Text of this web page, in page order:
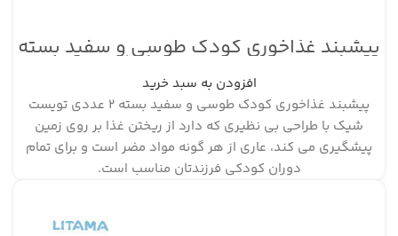
پیشبند غذاخوری کودک طوسی و سفید بسته
افزودن به سبد خرید
پیشبند غذاخوری کودک طوسی و سفید بسته ۲ عددی تویست
شیک با طراحی بی نظیری که دارد از ریختن غذا بر روی زمین
پیشگیری می کند، عاری از هر گونه مواد مضر است و برای تمام
دوران کودکی فرزندتان مناسب است.